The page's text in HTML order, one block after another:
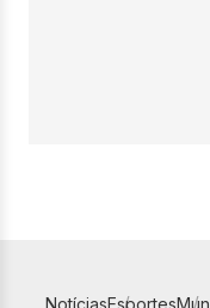
NotíciasEsportes